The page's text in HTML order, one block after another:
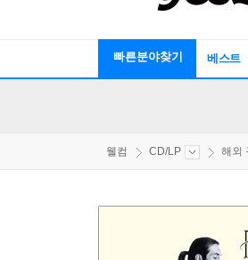
빠른분야찾기 베스트
웰컴 CD/LP 해외